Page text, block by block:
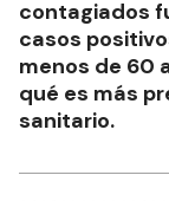
contagiados
casos
menos de 60
qué es más
sanitario.